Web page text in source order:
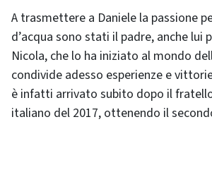
A trasmettere a Daniele la passione
d’acqua sono stati il padre, anche lui
Nicola, che lo ha iniziato al mondo
condivide adesso esperienze e
è infatti arrivato subito dopo il
italiano del 2017, ottenendo il